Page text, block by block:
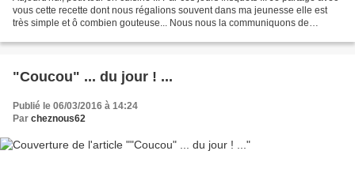
vous cette recette dont nous régalions souvent dans ma jeunesse elle est
très simple et ô combien gouteuse... Nous nous la communiquons de
"Coucou" ... du jour ! ...
Publié le 06/03/2016 à 14:24
Par cheznous62